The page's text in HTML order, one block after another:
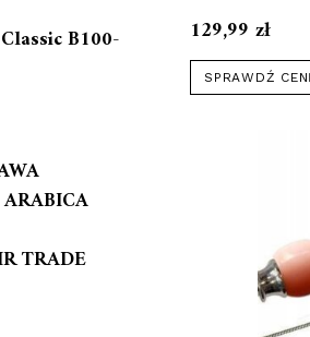
129,99zł
SPRAWDŹ
B100-
TRADE